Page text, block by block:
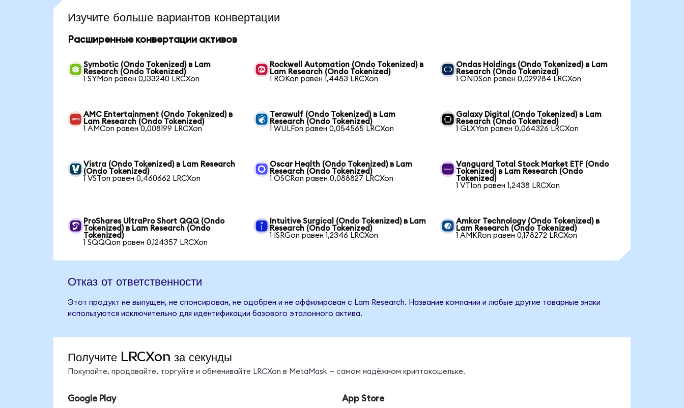
Изучите больше вариантов конвертации
Расширенные конвертации активов
Symbotic (Ondo Tokenized) в Lam
Research (Ondo Tokenized)
1 SYMon равен 0,133240 LRCXon
Rockwell Automation (Ondo Tokenized) в
Lam Research (Ondo Tokenized)
1 ROKon равен 1,4483 LRCXon
Ondas Holdings (Ondo Tokenized) в Lam
Research (Ondo Tokenized)
1 ONDSon равен 0,029284 LRCXon
AMC Entertainment (Ondo Tokenized) в
Lam Research (Ondo Tokenized)
1 AMCon равен 0,008199 LRCXon
Terawulf (Ondo Tokenized) в Lam
Research (Ondo Tokenized)
1 WULFon равен 0,054565 LRCXon
Galaxy Digital (Ondo Tokenized) в Lam
Research (Ondo Tokenized)
1 GLXYon равен 0,064326 LRCXon
Vistra (Ondo Tokenized) в Lam Research
(Ondo Tokenized)
1 VSTon равен 0,460662 LRCXon
Oscar Health (Ondo Tokenized) в Lam
Research (Ondo Tokenized)
1 OSCRon равен 0,088827 LRCXon
Vanguard Total Stock Market ETF (Ondo
Tokenized) в Lam Research (Ondo
Tokenized)
1 VTIon равен 1,2438 LRCXon
ProShares UltraPro Short QQQ (Ondo
Tokenized) в Lam Research (Ondo
Tokenized)
1 SQQQon равен 0,124357 LRCXon
Intuitive Surgical (Ondo Tokenized) в Lam
Research (Ondo Tokenized)
1 ISRGon равен 1,2346 LRCXon
Amkor Technology (Ondo Tokenized) в
Lam Research (Ondo Tokenized)
1 AMKRon равен 0,178272 LRCXon
Отказ от ответственности
Этот продукт не выпущен, не спонсирован, не одобрен и не аффилирован с Lam Research. Название компании и любые другие товарные знаки
используются исключительно для идентификации базового эталонного актива.
Получите LRCXon за секунды
Покупайте, продавайте, торгуйте и обменивайте LRCXon в MetaMask — самом надёжном криптокошельке.
Google Play App Store